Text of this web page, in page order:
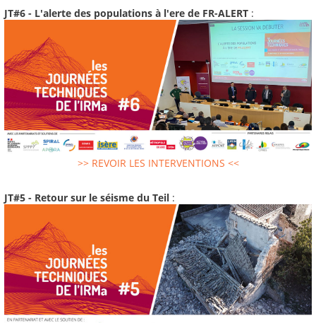
JT#6 - L'alerte des populations à l'ere de FR-ALERT :
>> REVOIR LES INTERVENTIONS <<
JT#5 - Retour sur le séisme du Teil :